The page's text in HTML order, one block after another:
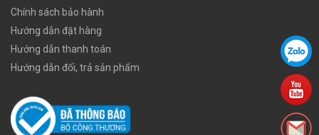
Chính sách bảo hành
Hướng dẫn đặt hàng
Hướng dẫn thanh toán
Hướng dẫn đổi, trả sản phẩm